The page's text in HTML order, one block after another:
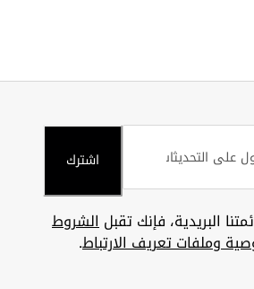
اشترك
البريدية، فإنك تقبلالشروط
وملفات تعريف الارتباط.